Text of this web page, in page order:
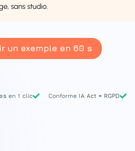
sans studio.
un exemple en 60 s
en 1 clic Conforme IA Act + RGPD